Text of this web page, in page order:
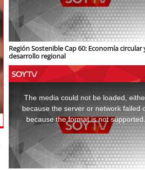
Región Sostenible Cap 60: Economía circular
desarrollo regional
window.
The media could not be loaded,
because the server or network failed
because the format is not supported.